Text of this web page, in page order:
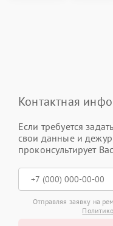
Контактная
Если требуется
свои данные и
проконсультирует
Отправляя заявку на